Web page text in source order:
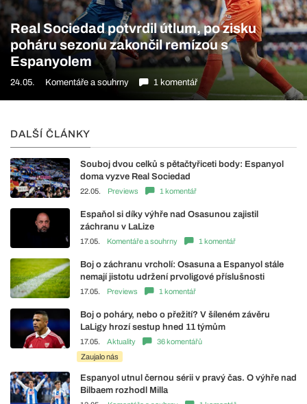
Real Sociedad potvrdil útlum, po zisku
poháru sezonu zakončil remízou s
Espanyolem
24.05. Komentáře a souhrny 1 komentář
DALŠÍ ČLÁNKY
Souboj dvou celků s pětačtyřiceti body: Espanyol
doma vyzve Real Sociedad
22.05. Previews 1 komentář
Espaňol si díky výhře nad Osasunou zajistil
záchranu v LaLize
17.05. Komentáře a souhrny 1 komentář
Boj o záchranu vrcholí: Osasuna a Espanyol stále
nemají jistotu udržení prvoligové příslušnosti
17.05. Previews 1 komentář
Boj o poháry, nebo o přežití? V šíleném závěru
LaLigy hrozí sestup hned 11 týmům
17.05. Aktuality
36 komentářů
Zaujalo nás
Espanyol utnul černou sérii v pravý čas. O výhře nad
Bilbaem rozhodl Milla